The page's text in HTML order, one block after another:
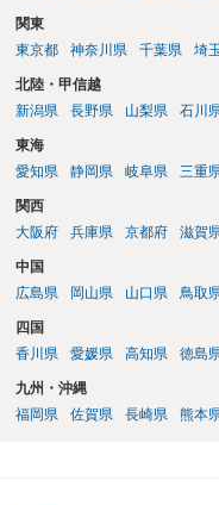
関東
東京都
神奈川県 千葉県 埼
北陸・甲信越
新潟県
長野県 山梨県 石川
東海
愛知県
静岡県 岐阜県 三重
関西
大阪府
兵庫県 京都府 滋賀
中国
広島県
岡山県 山口県 鳥取
四国
香川県
愛媛県 高知県 徳島
九州・沖縄
福岡県
佐賀県 長崎県 熊本